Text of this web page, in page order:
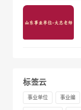
标签云
事业单位 事业编